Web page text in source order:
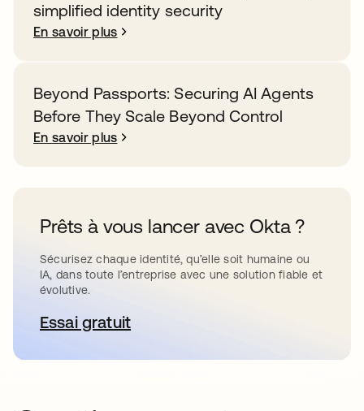
simplified identity security
En savoir plus
Beyond Passports: Securing AI Agents
Before They Scale Beyond Control
En savoir plus
Prêts à vous lancer avec Okta ?
Sécurisez chaque identité, qu’elle soit humaine ou
IA, dans toute l’entreprise avec une solution fiable et
évolutive.
Essai gratuits’ouvre dans un nouvel onglet